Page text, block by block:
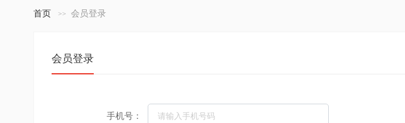
首页 会员登录
会员登录
手机号：